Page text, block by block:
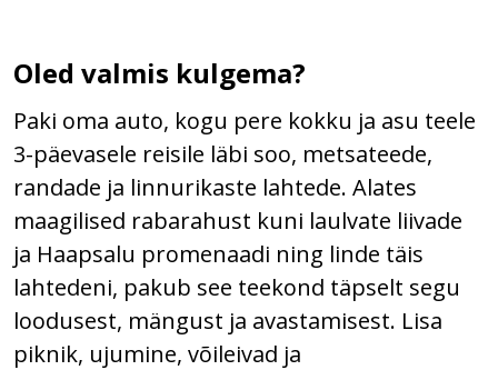
Oled valmis kulgema?
Paki oma auto, kogu pere kokku ja asu teele
3-päevasele reisile läbi soo, metsateede,
randade ja linnurikaste lahtede. Alates
maagilised rabarahust kuni laulvate liivade
ja Haapsalu promenaadi ning linde täis
lahtedeni, pakub see teekond täpselt segu
loodusest, mängust ja avastamisest. Lisa
piknik, ujumine, võileivad ja